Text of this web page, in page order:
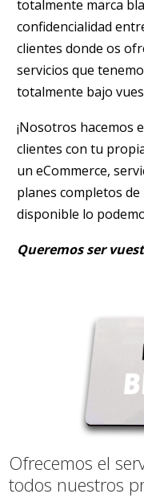
totalmente marca
confidencialidad
clientes donde os
servicios que
totalmente bajo
¡Nosotros hacemos
clientes con tu
un eCommerce,
planes completos
disponible lo
Queremos ser
Ofrecemos el
todos nuestros